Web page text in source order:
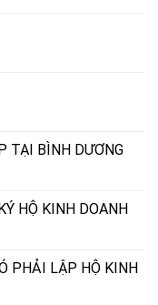
TẠI BÌNH DƯƠNG
HỘ KINH DOANH
PHẢI LẬP HỘ KINH